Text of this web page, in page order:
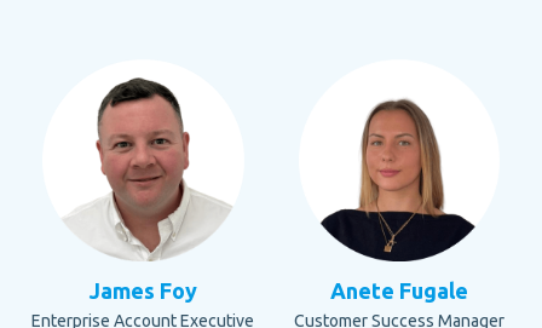
James Foy
Enterprise Account Executive
Anete Fugale
Customer Success Manager